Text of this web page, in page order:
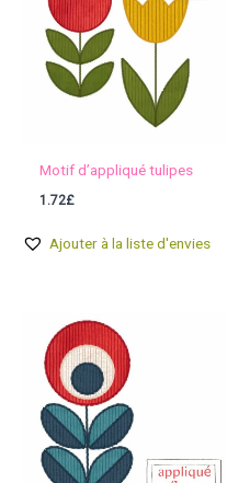
Motif d’appliqué tulipes
1.72£
Ajouter à la liste d'envies